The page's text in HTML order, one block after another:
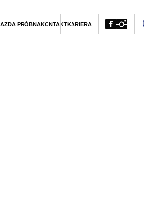
PRÓBNAKONTAKTKARIERA